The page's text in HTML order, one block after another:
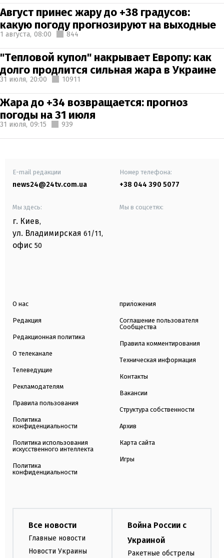
Август принес жару до +38 градусов:
какую погоду прогнозируют на выходные
1 августа, 08:00 844
"Тепловой купол" накрывает Европу: как
долго продлится сильная жара в Украине
31 июля, 20:00 10911
Жара до +34 возвращается: прогноз
погоды на 31 июля
31 июля, 09:15 939
E-mail редакции
news24@24tv.com.ua
Номер телефона:
+38 044 390 5077
Мы здесь:
г. Киев,
ул. Владимирская 61/11,
офис 50
Мы в соцсетях:
О нас
Редакция
Редакционная политика
О телеканале
Телеведущие
Рекламодателям
Правила пользования
Политика
конфиденциальности
Политика использования
искусственного интеллекта
Политика
конфиденциальности
приложения
Соглашение пользователя
Сообщества
Правила комментирования
Техническая информация
Контакты
Вакансии
Структура собственности
Архив
Карта сайта
Игры
Все новости
Главные новости
Новости Украины
Война России с
Украиной
Ракетные обстрелы